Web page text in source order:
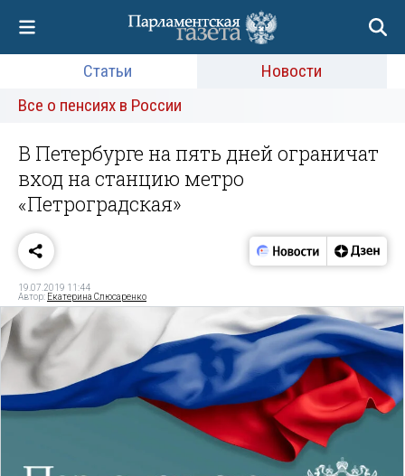
Статьи
Новости
Все о пенсиях в России
В Петербурге на пять дней ограничат
вход на станцию метро
«Петроградская»
19.07.2019 11:44
Автор: Екатерина Слюсаренко